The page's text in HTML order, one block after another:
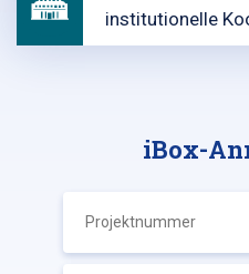
institutionelle
iBox-